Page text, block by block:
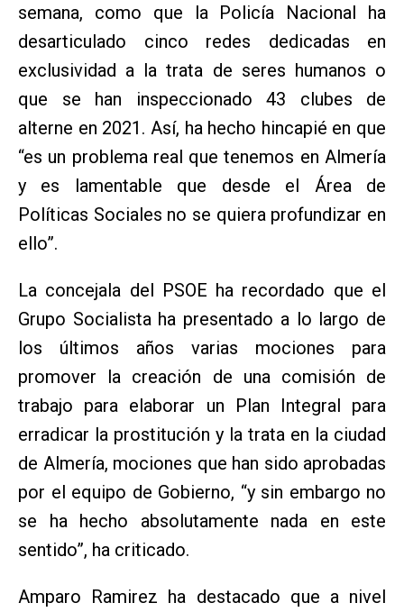
semana, como que la Policía Nacional ha
desarticulado cinco redes dedicadas en
exclusividad a la trata de seres humanos o
que se han inspeccionado 43 clubes de
alterne en 2021. Así, ha hecho hincapié en que
“es un problema real que tenemos en Almería
y es lamentable que desde el Área de
Políticas Sociales no se quiera profundizar en
ello”.
La concejala del PSOE ha recordado que el
Grupo Socialista ha presentado a lo largo de
los últimos años varias mociones para
promover la creación de una comisión de
trabajo para elaborar un Plan Integral para
erradicar la prostitución y la trata en la ciudad
de Almería, mociones que han sido aprobadas
por el equipo de Gobierno, “y sin embargo no
se ha hecho absolutamente nada en este
sentido”, ha criticado.
Amparo Ramirez ha destacado que a nivel